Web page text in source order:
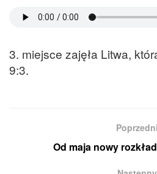
3. miejsce zajęła Litwa,
9:3.
Poprzedni
Od maja nowy